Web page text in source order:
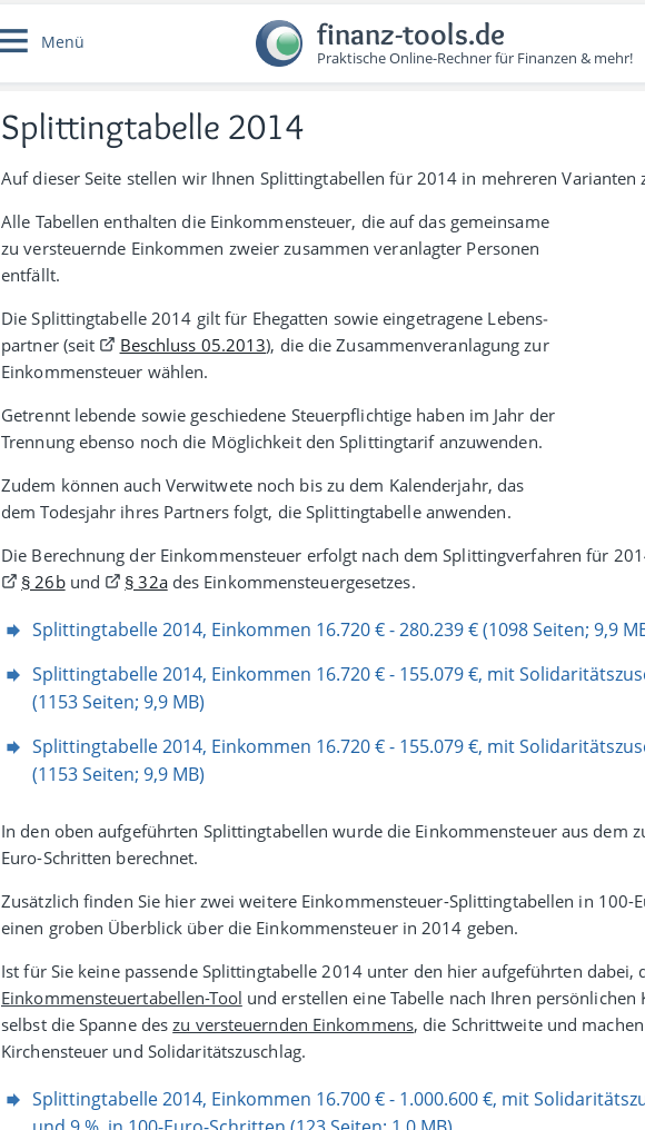
Menü finanz-tools.de
Praktische Online-Rechner für Finanzen & mehr!
Splittingtabelle 2014
Auf dieser Seite stellen wir Ihnen Splittingtabellen für 2014 in mehreren Varianten
Alle Tabellen ent­halten die Einkommen­steuer, die auf das gemein­same
zu ver­steuernde Ein­kommen zweier zusammen ver­an­lagter Per­sonen
ent­fällt.
Die Splitting­tabelle 2014 gilt für Ehe­gatten sowie einge­tra­gene Lebens­
partner (seit
Beschluss 05.2013), die die Zusammen­ver­an­lagung zur
Einkommen­steuer wählen.
Getrennt lebende sowie geschiedene Steuer­pflich­tige haben im Jahr der
Trennung ebenso noch die Mög­lich­keit den Splitting­tarif anzu­wenden.
Zudem können auch Verwit­wete noch bis zu dem Kalender­jahr, das
dem Todes­jahr ihres Partners folgt, die Splitting­tabelle anwenden.
Die Berechnung der Einkommen­steuer erfolgt nach dem Splitting­verfahren für
§ 26bund § 32ades Einkommen­steuer­gesetzes.
Splittingtabelle 2014, Einkommen 16.720 € - 280.239 € (1098 Seiten; 9,9
Splittingtabelle 2014, Einkommen 16.720 € - 155.079 €, mit
(1153 Seiten; 9,9 MB)
Splittingtabelle 2014, Einkommen 16.720 € - 155.079 €, mit
(1153 Seiten; 9,9 MB)
In den oben aufgeführten Splittingtabellen wurde die Einkommen­steuer aus dem
Euro-Schritten berechnet.
Zusätzlich finden Sie hier zwei weitere Einkommensteuer-Splittingtabellen in 100-
einen groben Überblick über die Einkommen­steuer in 2014 geben.
Ist für Sie keine passende Splittingtabelle 2014 unter den hier aufgeführten dabei,
Einkommensteuertabellen-Tool und erstellen eine Tabelle nach Ihren persön­lichen
selbst die Spanne deszu versteuernden Einkommens, die Schritt­weite und
Kirchen­steuer und Solidaritätszuschlag.
Splittingtabelle 2014, Einkommen 16.700 € - 1.000.600 €, mit